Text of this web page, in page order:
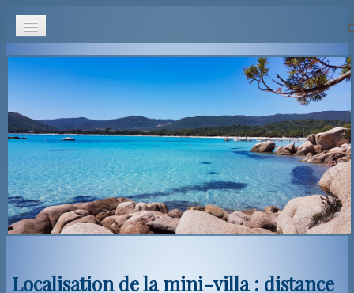
Accueil
Hébergement
Tarif & Disponibilités
Localisation
Alentours
Avis
Localisation de la mini-villa : distance